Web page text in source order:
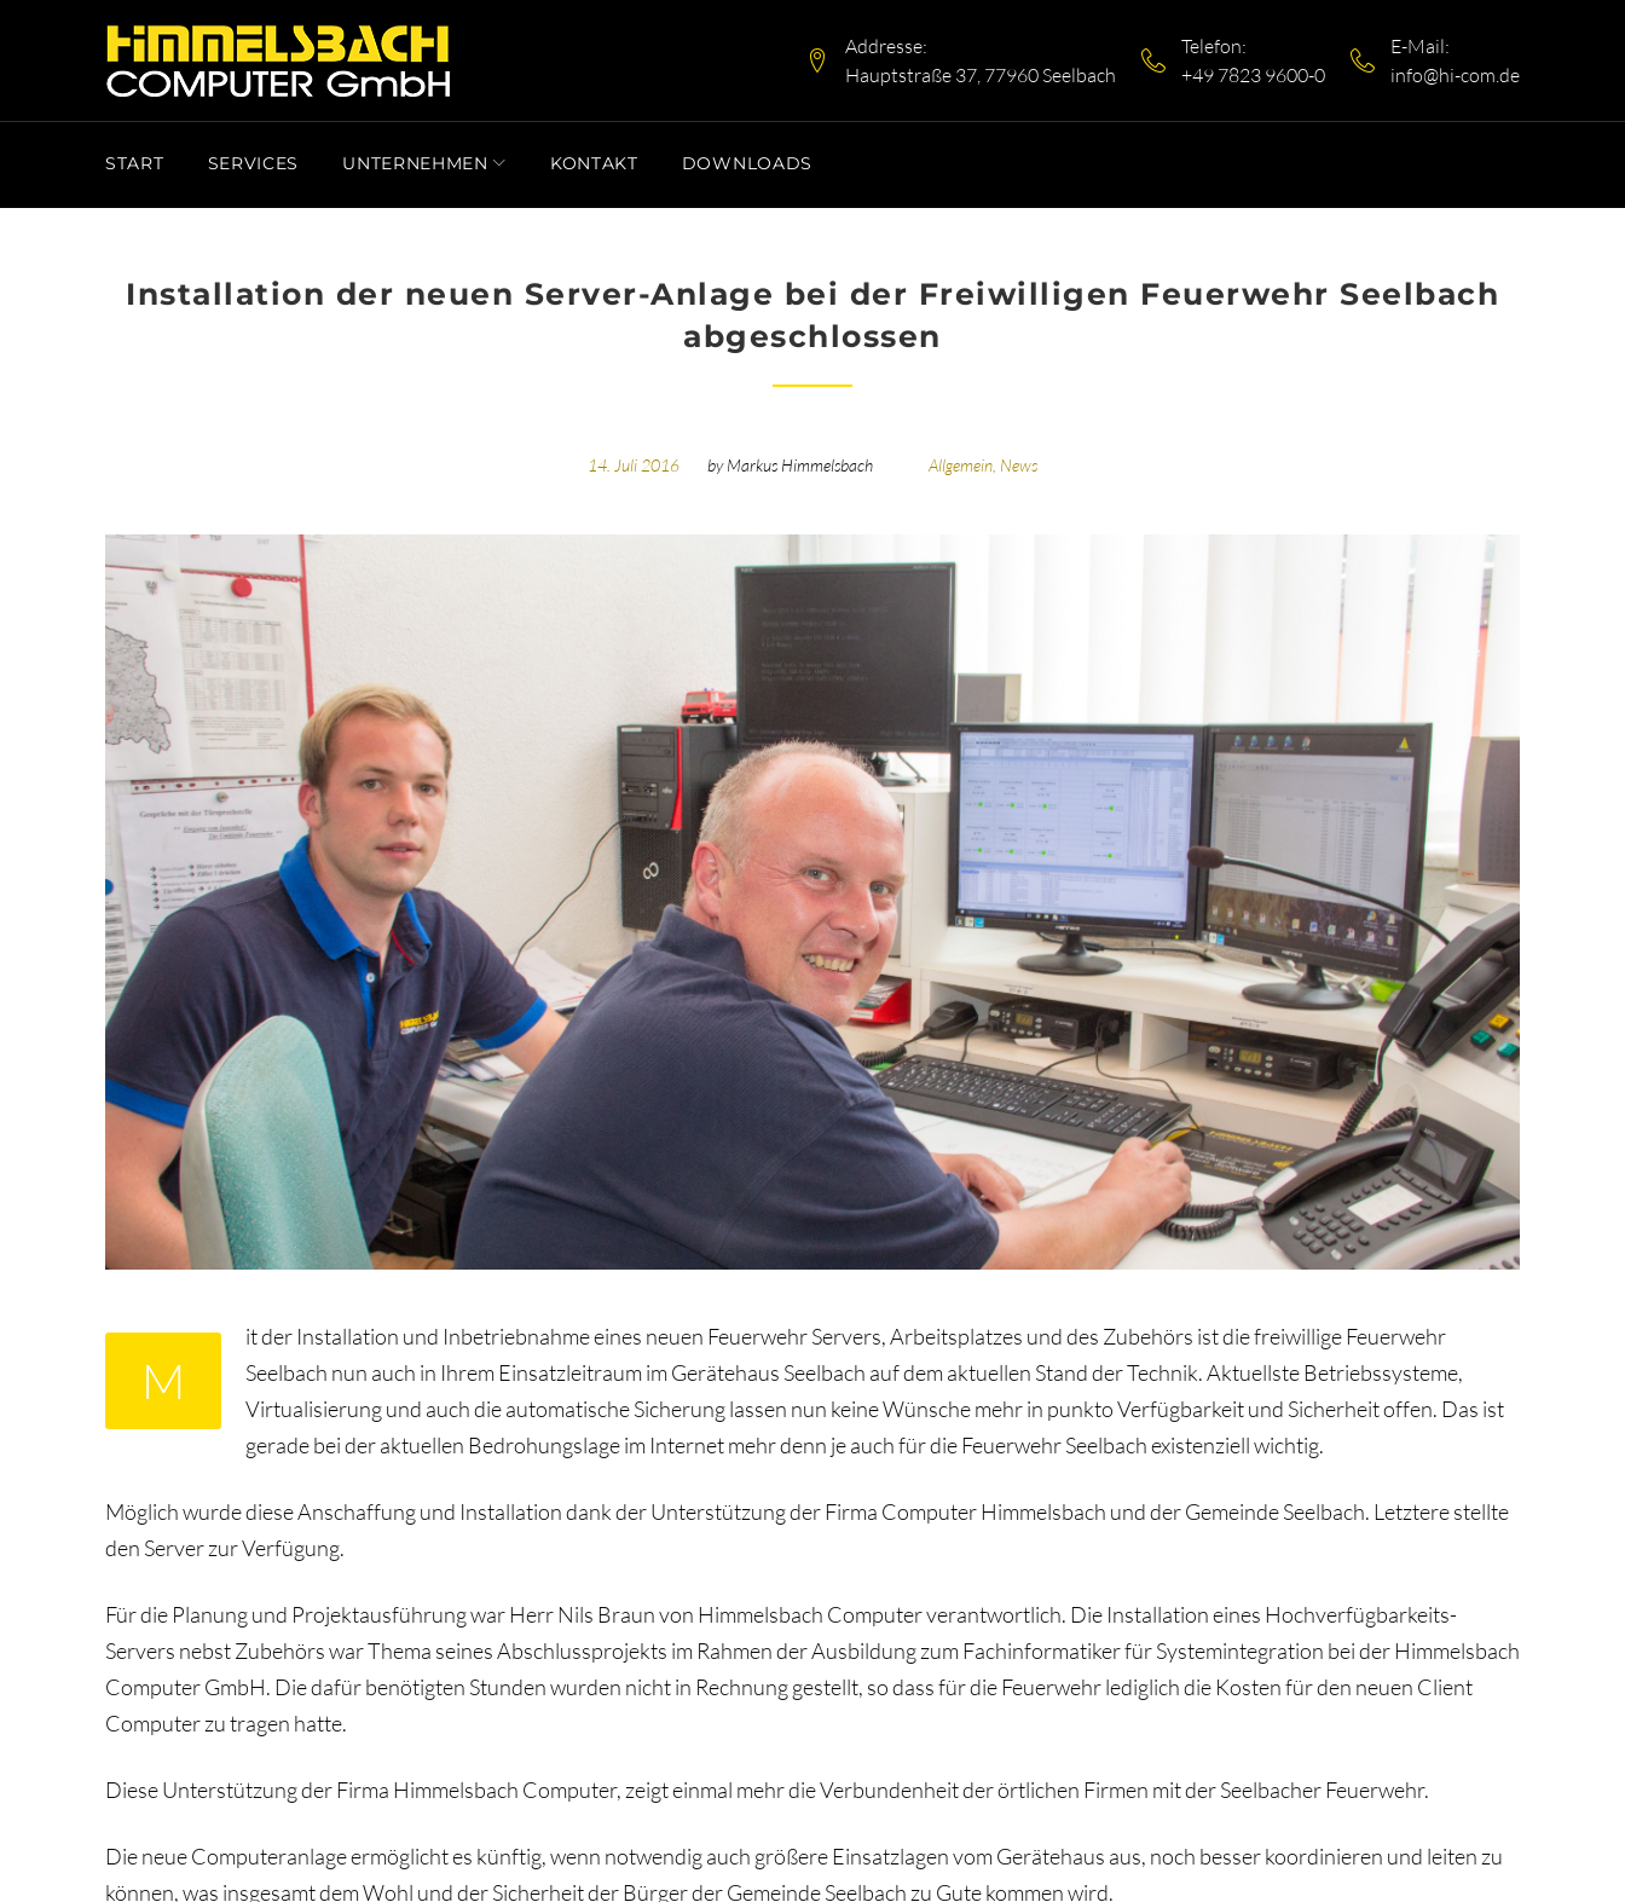
Addresse:
Hauptstraße 37, 77960 Seelbach
Telefon:
+49 7823 9600-0
E-Mail:
info@hi-com.de
START SERVICES UNTERNEHMEN KONTAKT DOWNLOADS
Installation der neuen Server-Anlage bei der Freiwilligen Feuerwehr Seelbach
abgeschlossen
14. Juli 2016 byMarkus Himmelsbach Allgemein News
M
it der Installation und Inbetriebnahme eines neuen Feuerwehr Servers, Arbeitsplatzes und des Zubehörs ist die freiwillige Feuerwehr
Seelbach nun auch in Ihrem Einsatzleitraum im Gerätehaus Seelbach auf dem aktuellen Stand der Technik. Aktuellste Betriebssysteme,
Virtualisierung und auch die automatische Sicherung lassen nun keine Wünsche mehr in punkto Verfügbarkeit und Sicherheit offen. Das ist
gerade bei der aktuellen Bedrohungslage im Internet mehr denn je auch für die Feuerwehr Seelbach existenziell wichtig.
Möglich wurde diese Anschaffung und Installation dank der Unterstützung der Firma Computer Himmelsbach und der Gemeinde Seelbach. Letztere stellte
den Server zur Verfügung.
Für die Planung und Projektausführung war Herr Nils Braun von Himmelsbach Computer verantwortlich. Die Installation eines Hochverfügbarkeits-
Servers nebst Zubehörs war Thema seines Abschlussprojekts im Rahmen der Ausbildung zum Fachinformatiker für Systemintegration bei der Himmelsbach
Computer GmbH. Die dafür benötigten Stunden wurden nicht in Rechnung gestellt, so dass für die Feuerwehr lediglich die Kosten für den neuen Client
Computer zu tragen hatte.
Diese Unterstützung der Firma Himmelsbach Computer, zeigt einmal mehr die Verbundenheit der örtlichen Firmen mit der Seelbacher Feuerwehr.
Die neue Computeranlage ermöglicht es künftig, wenn notwendig auch größere Einsatzlagen vom Gerätehaus aus, noch besser koordinieren und leiten zu
können, was insgesamt dem Wohl und der Sicherheit der Bürger der Gemeinde Seelbach zu Gute kommen wird.